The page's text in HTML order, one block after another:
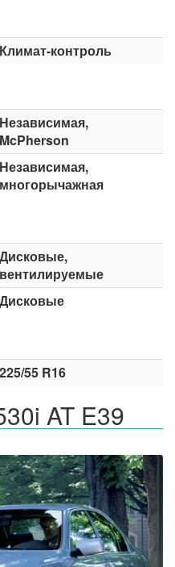
Климат-контроль
Независимая,
McPherson
Независимая,
многорычажная
Дисковые,
вентилируемые
Дисковые
225/55 R16
AT E39